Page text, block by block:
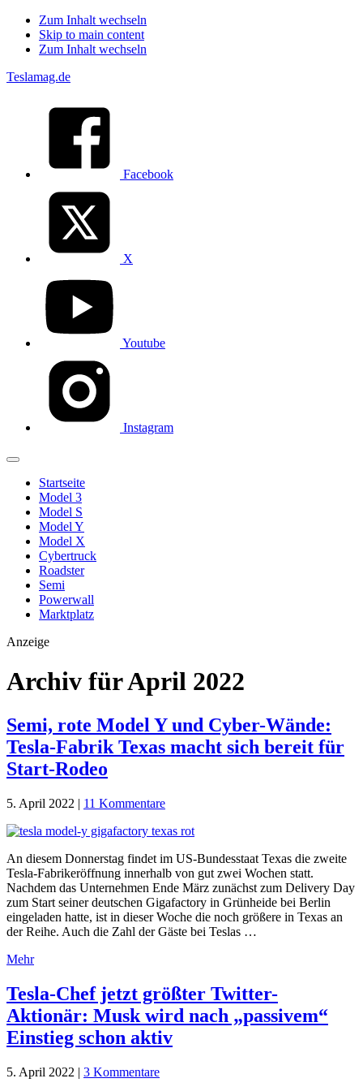
Zum Inhalt wechseln
Skip to main content
Zum Inhalt wechseln
Teslamag.de
Facebook
X
Youtube
Instagram
Startseite
Model 3
Model S
Model Y
Model X
Cybertruck
Roadster
Semi
Powerwall
Marktplatz
Anzeige
Archiv für April 2022
Semi, rote Model Y und Cyber-Wände:
Tesla-Fabrik Texas macht sich bereit für
Start-Rodeo
5. April 2022 | 11 Kommentare
An diesem Donnerstag findet im US-Bundesstaat Texas die zweite
Tesla-Fabrikeröffnung innerhalb von gut zwei Wochen statt.
Nachdem das Unternehmen Ende März zunächst zum Delivery Day
zum Start seiner deutschen Gigafactory in Grünheide bei Berlin
eingeladen hatte, ist in dieser Woche die noch größere in Texas an
der Reihe. Auch die Zahl der Gäste bei Teslas …
Mehr
Tesla-Chef jetzt größter Twitter-
Aktionär: Musk wird nach „passivem“
Einstieg schon aktiv
5. April 2022 | 3 Kommentare